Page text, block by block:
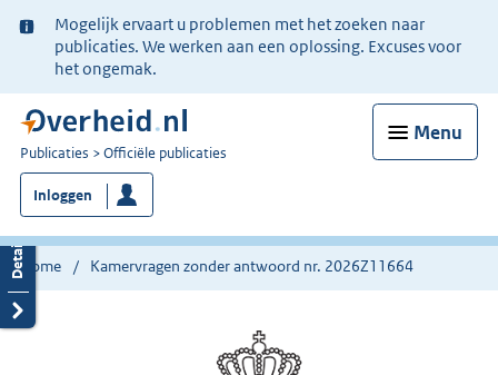
Ter
informatie:
Mogelijk ervaart u problemen met het zoeken naar
publicaties. We werken aan een oplossing. Excuses voor
het ongemak.
Menu
U
bent
nu
hier:
Publicaties Officiële publicaties
Inloggen
Home Kamervragen zonder antwoord nr. 2026Z11664